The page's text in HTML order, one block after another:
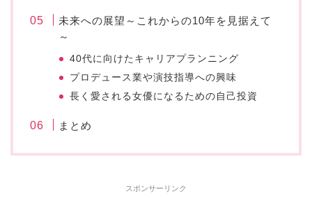
未来への展望～これからの10年を見据えて
～
40代に向けたキャリアプランニング
プロデュース業や演技指導への興味
長く愛される女優になるための自己投資
まとめ
スポンサーリンク